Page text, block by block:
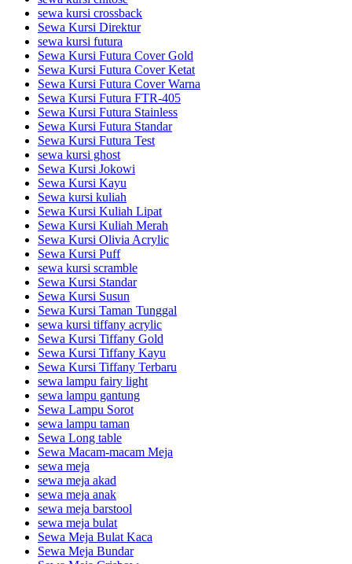
sewa kursi crossback
Sewa Kursi Direktur
sewa kursi futura
Sewa Kursi Futura Cover Gold
Sewa Kursi Futura Cover Ketat
Sewa Kursi Futura Cover Warna
Sewa Kursi Futura FTR-405
Sewa Kursi Futura Stainless
Sewa Kursi Futura Standar
Sewa Kursi Futura Test
sewa kursi ghost
Sewa Kursi Jokowi
Sewa Kursi Kayu
Sewa kursi kuliah
Sewa Kursi Kuliah Lipat
Sewa Kursi Kuliah Merah
Sewa Kursi Olivia Acrylic
Sewa Kursi Puff
sewa kursi scramble
Sewa Kursi Standar
Sewa Kursi Susun
Sewa Kursi Taman Tunggal
sewa kursi tiffany acrylic
Sewa Kursi Tiffany Gold
Sewa Kursi Tiffany Kayu
Sewa Kursi Tiffany Terbaru
sewa lampu fairy light
sewa lampu gantung
Sewa Lampu Sorot
sewa lampu taman
Sewa Long table
Sewa Macam-macam Meja
sewa meja
sewa meja akad
sewa meja anak
sewa meja barstool
sewa meja bulat
Sewa Meja Bulat Kaca
Sewa Meja Bundar